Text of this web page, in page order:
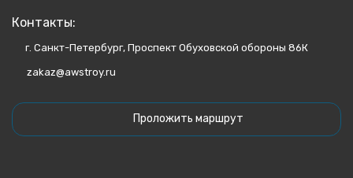
Контакты:
г. Санкт-Петербург, Проспект Обуховской обороны 86К
zakaz@awstroy.ru
Проложить маршрут